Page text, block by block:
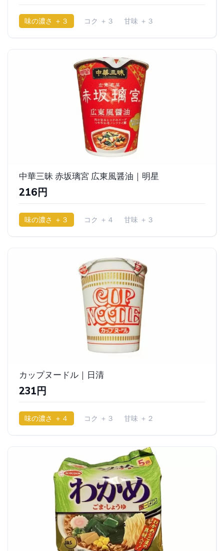
味の濃さ ＋３ コク ＋３ 甘味 ＋３
中華三昧 赤坂璃宮 広東風醤油｜明星
216円
味の濃さ ＋３ コク ＋４ 甘味 ＋３
カップヌードル｜日清
231円
味の濃さ ＋４ コク ＋３ 甘味 ＋２